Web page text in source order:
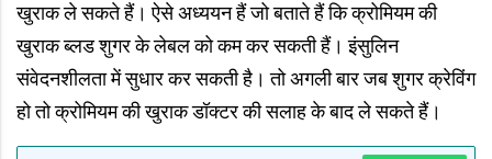
खुराक ले सकते हैं। ऐसे अध्ययन हैं जो बताते हैं कि क्रोमियम की
खुराक ब्लड शुगर के लेबल को कम कर सकती हैं। इंसुलिन
संवेदनशीलता में सुधार कर सकती है। तो अगली बार जब शुगर क्रेविंग
हो तो क्रोमियम की खुराक डॉक्टर की सलाह के बाद ले सकते हैं।